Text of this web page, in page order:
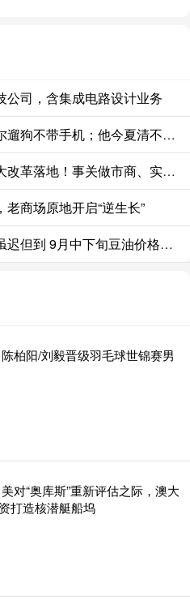
公司，含集成电路设计业务
资生网配资 赫内斯不满埃贝尔遛狗不带手机；他今夏清不掉冗员可能被开
股宝网配资 创业板交易端三大改革落地！事关做市商、实时大宗、ETF盘后交易
商场原地开启“逆生长”
高盛配资 库存止增转降拐点虽迟但到 9月中下旬豆油价格仍有走强预期
柏阳/刘毅晋级羽毛球世锦赛男
对“奥库斯”重新评估之际，澳大
打造核潜艇船坞